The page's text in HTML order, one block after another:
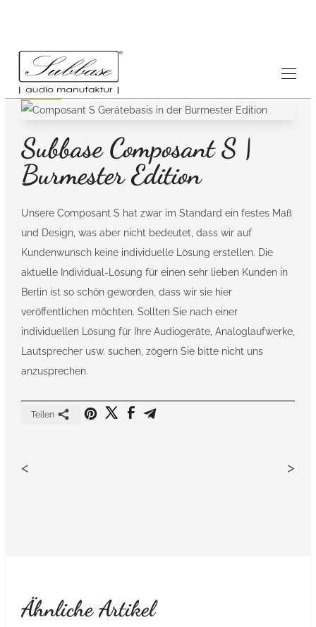
News 17.10.2017
Subbase Composant S |
Burmester Edition
Unsere Composant S hat zwar im Standard ein festes Maß
und Design, was aber nicht bedeutet, dass wir auf
Kundenwunsch keine individuelle Lösung erstellen. Die
aktuelle Individual-Lösung für einen sehr lieben Kunden in
Berlin ist so schön geworden, dass wir sie hier
veröffentlichen möchten. Sollten Sie nach einer
individuellen Lösung für Ihre Audiogeräte, Analoglaufwerke,
Lautsprecher usw. suchen, zögern Sie bitte nicht uns
anzusprechen.
Teilen
< >
Ähnliche Artikel